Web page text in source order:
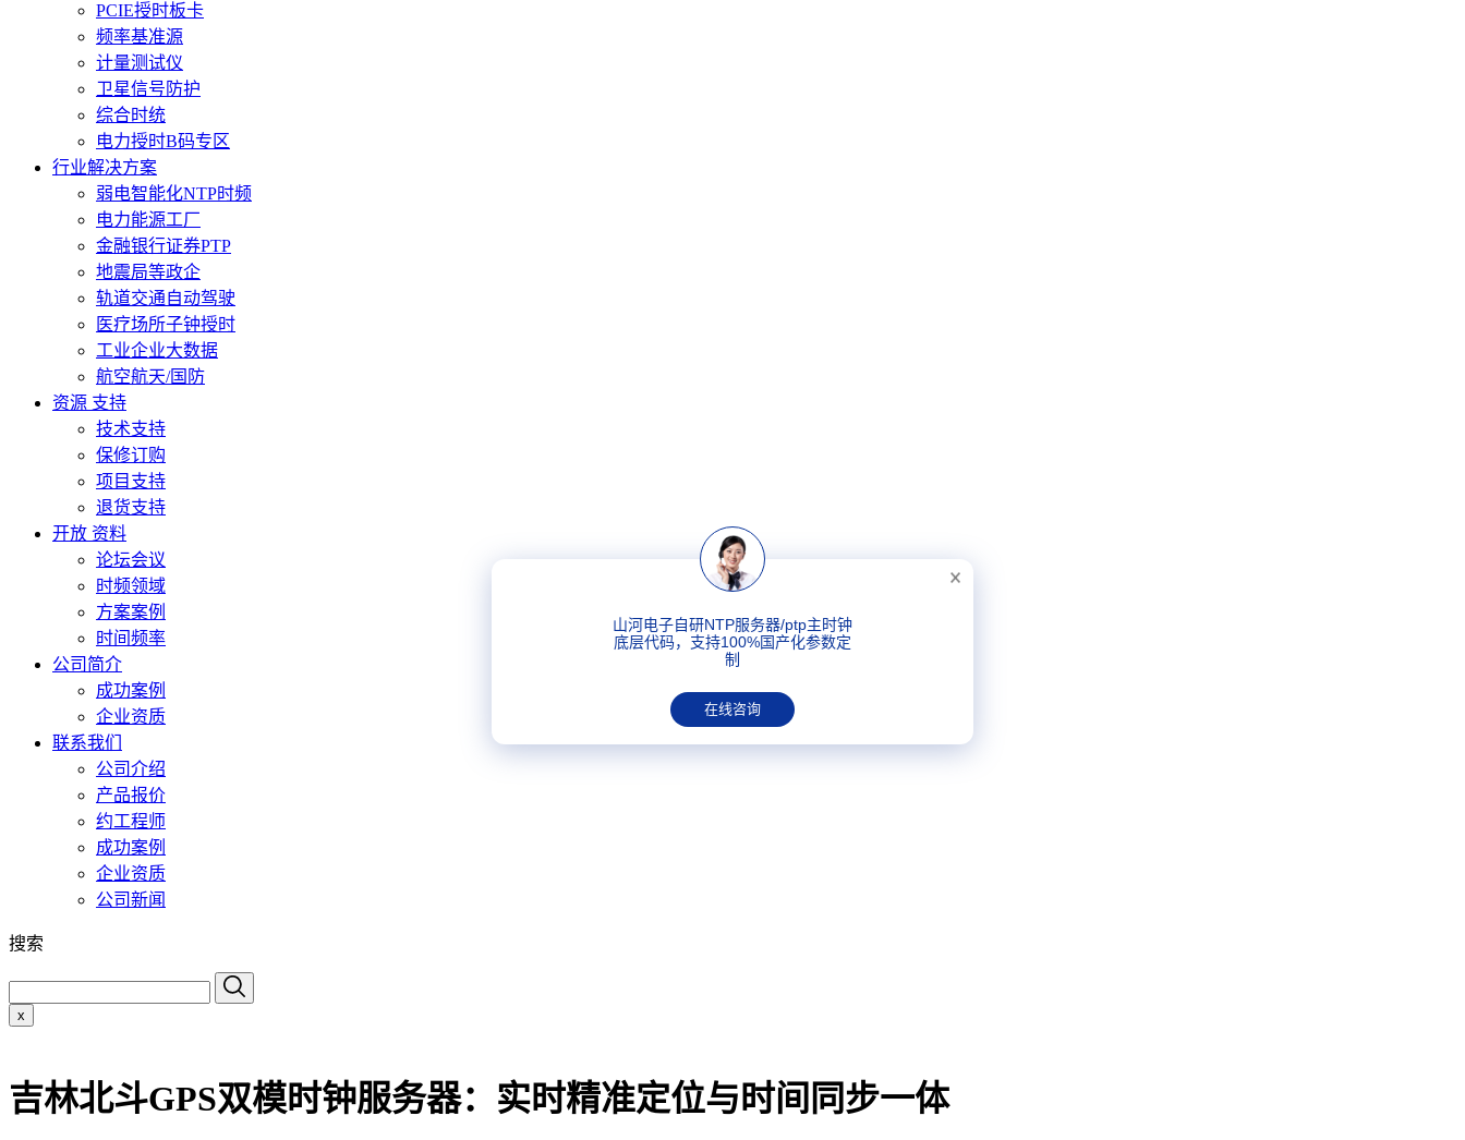
PCIE授时板卡
频率基准源
计量测试仪
卫星信号防护
综合时统
电力授时B码专区
行业解决方案
弱电智能化NTP时频
电力能源工厂
金融银行证券PTP
地震局等政企
轨道交通自动驾驶
医疗场所子钟授时
工业企业大数据
航空航天/国防
资源 支持
技术支持
保修订购
项目支持
退货支持
开放 资料
论坛会议
时频领域
方案案例
时间频率
公司简介
成功案例
企业资质
联系我们
公司介绍
产品报价
约工程师
成功案例
企业资质
公司新闻
搜索
x
吉林北斗GPS双模时钟服务器：实时精准定位与时间同步一体
山河电子自研NTP服务器/ptp主时钟
底层代码，支持100%国产化参数定
制
在线咨询